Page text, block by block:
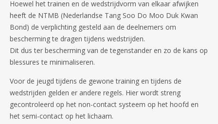
Hoewel het trainen en de wedstrijdvorm van elkaar afwijken
heeft de NTMB (Nederlandse Tang Soo Do Moo Duk Kwan
Bond) de verplichting gesteld aan de deelnemers om
bescherming te dragen tijdens wedstrijden.
Dit dus ter bescherming van de tegenstander en zo de kans op
blessures te minimaliseren.
Voor de jeugd tijdens de gewone training en tijdens de
wedstrijden gelden er andere regels. Hier wordt streng
gecontroleerd op het non-contact systeem op het hoofd en
het semi-contact op het lichaam.